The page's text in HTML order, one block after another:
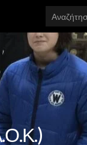
Search for: